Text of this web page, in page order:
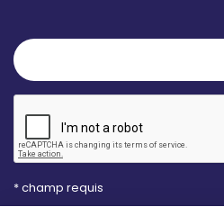
* champ requis